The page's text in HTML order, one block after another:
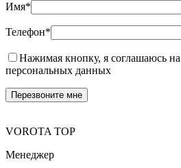
Имя*
Телефон*
Нажимая кнопку, я соглашаюсь
персональных данных
VOROTA TOP
Менеджер